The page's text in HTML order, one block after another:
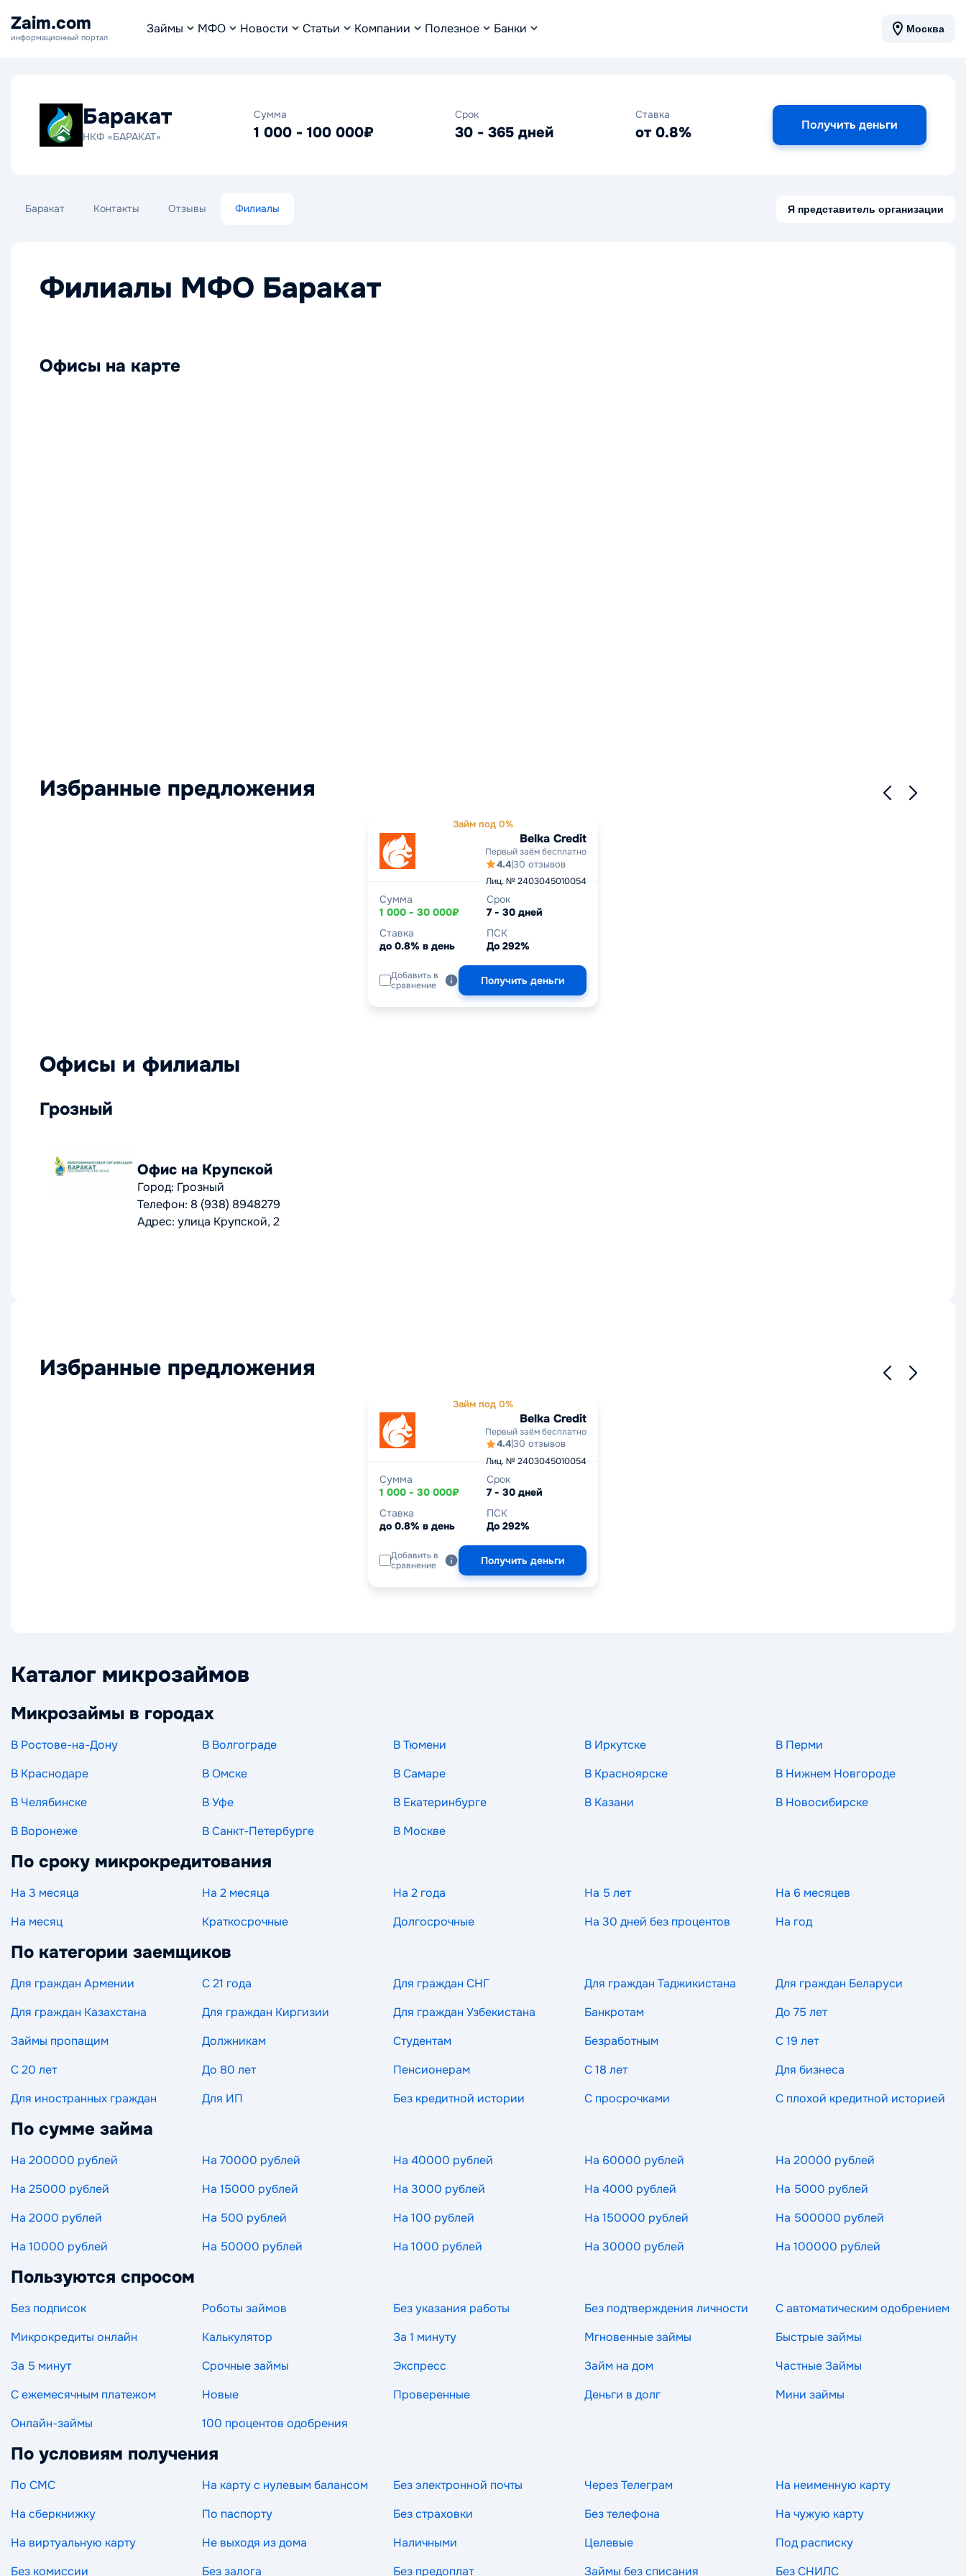
Zaim.com
информационный портал
Займы МФО Новости Статьи Компании Полезное Банки Москва
Баракат
НКФ «БАРАКАТ»
Сумма
1 000 - 100 000₽
Срок
30 - 365 дней
Ставка
от 0.8% Получить деньги
Баракат Контакты Отзывы Филиалы Я представитель организации
Филиалы МФО Баракат
Офисы на карте
Избранные предложения
Займ под 0%
Belka Credit
Первый заём бесплатно
Лиц. № 2403045010054
4.4|30 отзывов
Сумма
1 000 - 30 000₽
Срок
7 - 30 дней
Ставка
до 0.8% в день
ПСК
До 292%
Добавить в
сравнение
Получить деньги
Офисы и филиалы
Грозный
Офис на Крупской
Город: Грозный
Телефон: 8 (938) 8948279
Адрес: улица Крупской, 2
Избранные предложения
Займ под 0%
Belka Credit
Первый заём бесплатно
Лиц. № 2403045010054
4.4|30 отзывов
Сумма
1 000 - 30 000₽
Срок
7 - 30 дней
Ставка
до 0.8% в день
ПСК
До 292%
Добавить в
сравнение
Получить деньги
Каталог микрозаймов
Микрозаймы в городах
В Ростове-на-Дону В Волгограде В Тюмени В Иркутске
В Перми
В Краснодаре
В Омске В Самаре В Красноярске
В Нижнем Новгороде
В Челябинске
В Уфе В Екатеринбурге В Казани
В Новосибирске
В Воронеже
В Санкт-Петербурге В Москве
По сроку микрокредитования
На 3 месяца На 2 месяца На 2 года На 5 лет
На 6 месяцев
На месяц
Краткосрочные Долгосрочные На 30 дней без процентов На год
По категории заемщиков
Для граждан Армении С 21 года Для граждан СНГ Для граждан Таджикистана
Для граждан Беларуси
Для граждан Казахстана
Для граждан Киргизии Для граждан Узбекистана Банкротам
До 75 лет
Займы пропащим
Должникам Студентам Безработным
С 19 лет
С 20 лет
До 80 лет Пенсионерам С 18 лет
Для бизнеса
Для иностранных граждан
Для ИП Без кредитной истории С просрочками С плохой кредитной историей
По сумме займа
На 200000 рублей На 70000 рублей На 40000 рублей На 60000 рублей
На 20000 рублей
На 25000 рублей
На 15000 рублей На 3000 рублей На 4000 рублей
На 5000 рублей
На 2000 рублей
На 500 рублей На 100 рублей На 150000 рублей
На 500000 рублей
На 10000 рублей
На 50000 рублей На 1000 рублей На 30000 рублей На 100000 рублей
Пользуются спросом
Без подписок Роботы займов Без указания работы Без подтверждения личности
С автоматическим одобрением
Микрокредиты онлайн
Калькулятор За 1 минуту Мгновенные займы
Быстрые займы
За 5 минут
Срочные займы Экспресс Займ на дом
Частные Займы
С ежемесячным платежом
Новые Проверенные Деньги в долг
Мини займы
Онлайн-займы
100 процентов одобрения
По условиям получения
По СМС На карту с нулевым балансом Без электронной почты Через Телеграм
На неименную карту
На сберкнижку
По паспорту Без страховки Без телефона
На чужую карту
На виртуальную карту
Не выходя из дома Наличными Целевые
Под расписку
Без комиссии
Без залога Без предоплат Займы без списания Без СНИЛС